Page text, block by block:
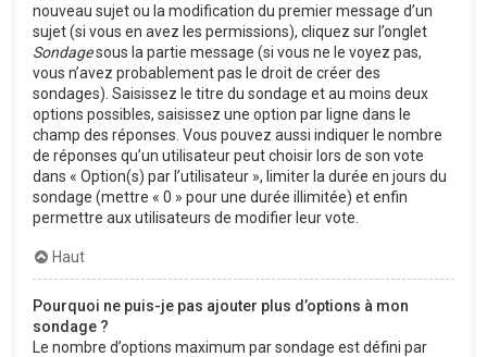
nouveau sujet ou la modification du premier message d’un
sujet (si vous en avez les permissions), cliquez sur l’onglet
Sondagesous la partie message (si vous ne le voyez pas,
vous n’avez probablement pas le droit de créer des
sondages). Saisissez le titre du sondage et au moins deux
options possibles, saisissez une option par ligne dans le
champ des réponses. Vous pouvez aussi indiquer le nombre
de réponses qu’un utilisateur peut choisir lors de son vote
dans « Option(s) par l’utilisateur », limiter la durée en jours du
sondage (mettre « 0 » pour une durée illimitée) et enfin
permettre aux utilisateurs de modifier leur vote.
Haut
Pourquoi ne puis-je pas ajouter plus d’options à mon
sondage ?
Le nombre d’options maximum par sondage est défini par